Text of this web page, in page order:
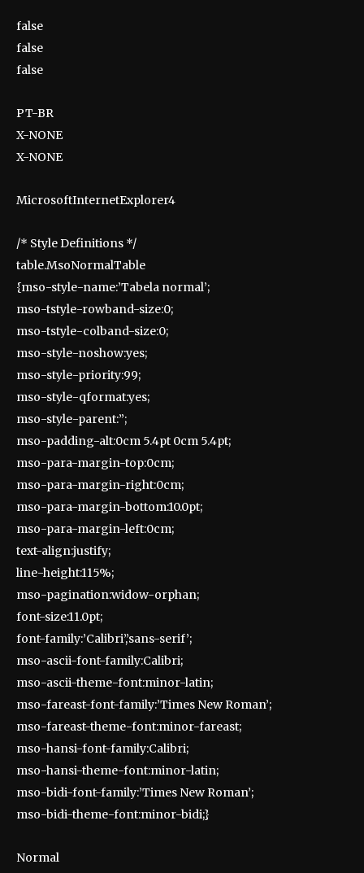
false
false
false
PT-BR
X-NONE
X-NONE
MicrosoftInternetExplorer4
/* Style Definitions */
table.MsoNormalTable
{mso-style-name:’Tabela normal’;
mso-tstyle-rowband-size:0;
mso-tstyle-colband-size:0;
mso-style-noshow:yes;
mso-style-priority:99;
mso-style-qformat:yes;
mso-style-parent:”;
mso-padding-alt:0cm 5.4pt 0cm 5.4pt;
mso-para-margin-top:0cm;
mso-para-margin-right:0cm;
mso-para-margin-bottom:10.0pt;
mso-para-margin-left:0cm;
text-align:justify;
line-height:115%;
mso-pagination:widow-orphan;
font-size:11.0pt;
font-family:’Calibri’,’sans-serif’;
mso-ascii-font-family:Calibri;
mso-ascii-theme-font:minor-latin;
mso-fareast-font-family:’Times New Roman’;
mso-fareast-theme-font:minor-fareast;
mso-hansi-font-family:Calibri;
mso-hansi-theme-font:minor-latin;
mso-bidi-font-family:’Times New Roman’;
mso-bidi-theme-font:minor-bidi;}
Normal